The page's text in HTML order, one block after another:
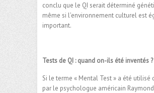
conclu que le QI serait déterminé
même si l’environnement culturel est
important.
Tests de QI : quand on-ils été inventés ?
Si le terme « Mental Test » a été utilisé
par le psychologue américain